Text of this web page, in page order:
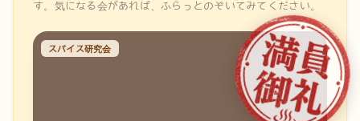
す。気になる会があれば、ふらっとのぞいてみてください。
スパイス研究会